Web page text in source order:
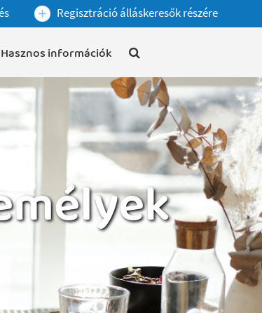
Regisztráció álláskeresők részére
Hasznos információk